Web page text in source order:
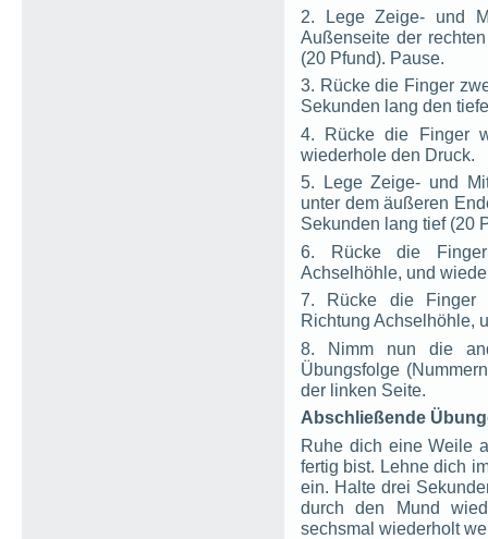
2. Lege Zeige- und
Außenseite der
(20 Pfund). Pause.
3. Rücke die Finger
Sekunden lang den
4. Rücke die Finger
wiederhole den Druck.
5. Lege Zeige- und
unter dem äußeren
Sekunden lang tief (20
6. Rücke die
Achselhöhle, und
7. Rücke die Finger
Richtung Achselhöhle,
8. Nimm nun die
Übungsfolge
der linken Seite.
Abschließende
Ruhe dich eine Weile
fertig bist. Lehne dich
ein. Halte drei
durch den Mund
sechsmal wiederholt